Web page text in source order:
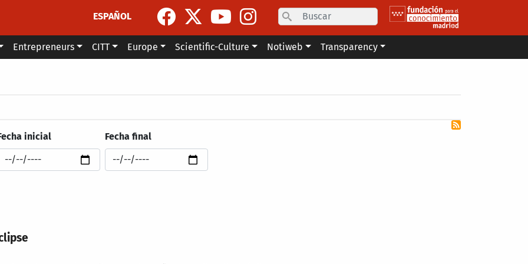
ESPAÑOL
Search
Entrepreneurs CITT Europe Scientific-Culture Notiweb Transparency
inicial Fecha final